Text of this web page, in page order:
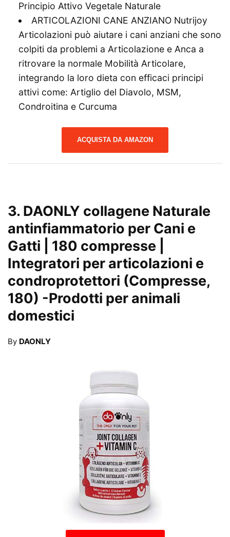
Principio Attivo Vegetale Naturale
ARTICOLAZIONI CANE ANZIANO Nutrijoy
Articolazioni può aiutare i cani anziani che sono
colpiti da problemi a Articolazione e Anca a
ritrovare la normale Mobilità Articolare,
integrando la loro dieta con efficaci principi
attivi come: Artiglio del Diavolo, MSM,
Condroitina e Curcuma
ACQUISTA DA AMAZON
3. DAONLY collagene Naturale
antinfiammatorio per Cani e
Gatti | 180 compresse |
Integratori per articolazioni e
condroprotettori (Compresse,
180) -Prodotti per animali
domestici
By DAONLY